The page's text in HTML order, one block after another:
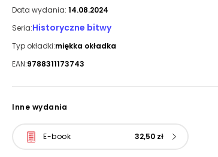
Data wydania: 14.08.2024
Seria:Historyczne bitwy
Typ okładki:miękka okładka
EAN:9788311173743
Inne wydania
E-book 32,50 zł